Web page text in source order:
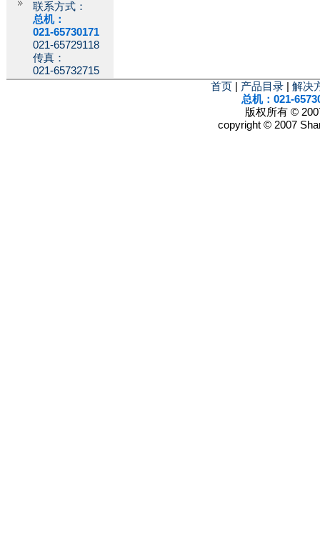
联系方式：
总机：
021-65730171
021-65729118
传真：
021-65732715
首页
产品目录
解决
总机：021-
版权所有 ©
copyright © 2007